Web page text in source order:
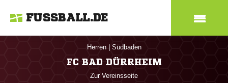
FUSSBALL.DE
Herren Südbaden
FC BAD DÜRRHEIM
Zur Vereinsseite